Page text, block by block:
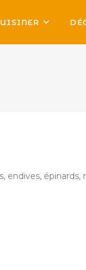
endives,